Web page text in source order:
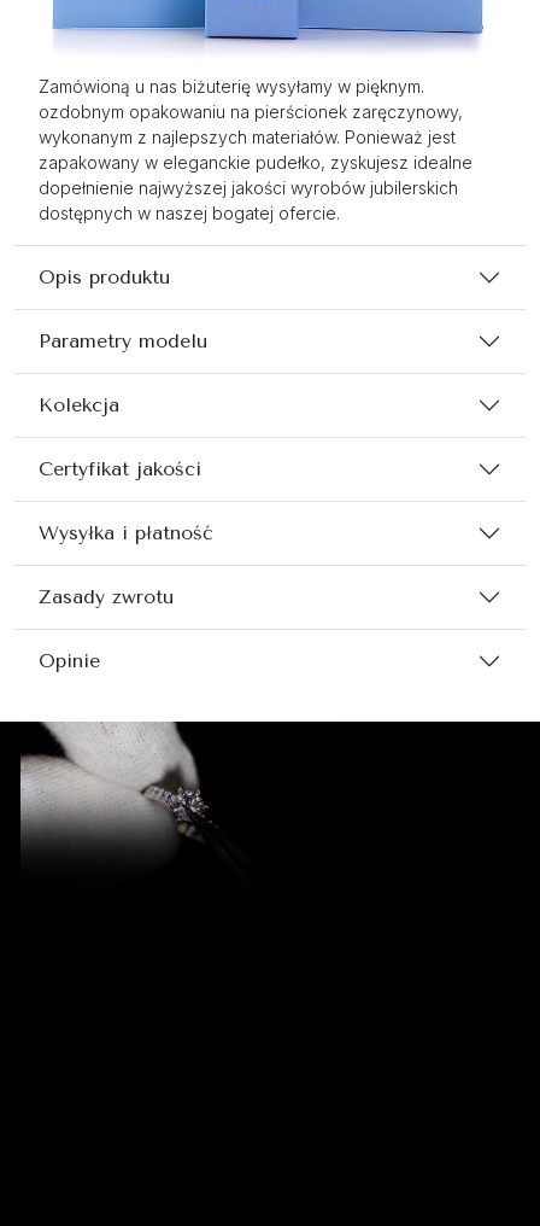
Zamówioną u nas biżuterię wysyłamy w pięknym.
ozdobnym opakowaniu na pierścionek zaręczynowy,
wykonanym z najlepszych materiałów. Ponieważ jest
zapakowany w eleganckie pudełko, zyskujesz idealne
dopełnienie najwyższej jakości wyrobów jubilerskich
dostępnych w naszej bogatej ofercie.
Opis produktu
Parametry modelu
Kolekcja
Certyfikat jakości
Wysyłka i płatność
Zasady zwrotu
Opinie